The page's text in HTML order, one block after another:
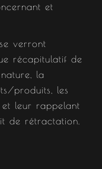
et
verront
récapitulatif de
la
produits, les
leur rappelant
de rétractation.